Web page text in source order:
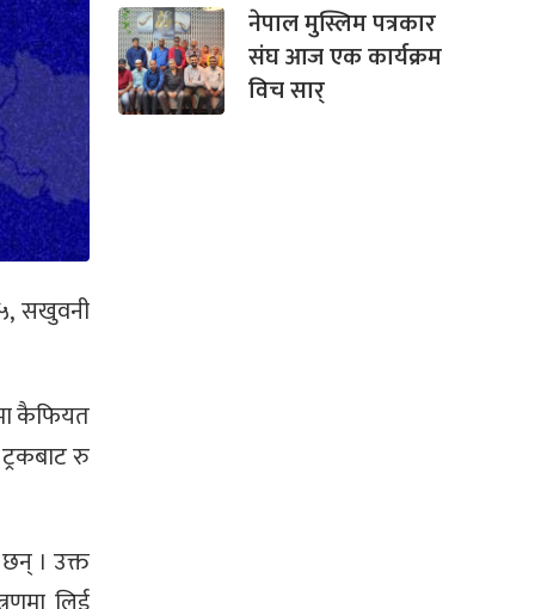
सखुवनी
कैफियत
रु
। उक्त
नेपाल मुस्लिम पत्रकार
संघ आज एक कार्यक्रम
विच सार्